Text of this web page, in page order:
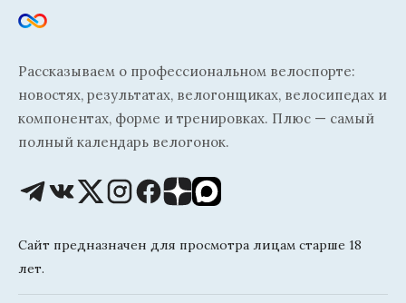
Рассказываем о профессиональном велоспорте:
новостях, результатах, велогонщиках, велосипедах и
компонентах, форме и тренировках. Плюс — самый
полный календарь велогонок.
Сайт предназначен для просмотра лицам старше 18
лет.